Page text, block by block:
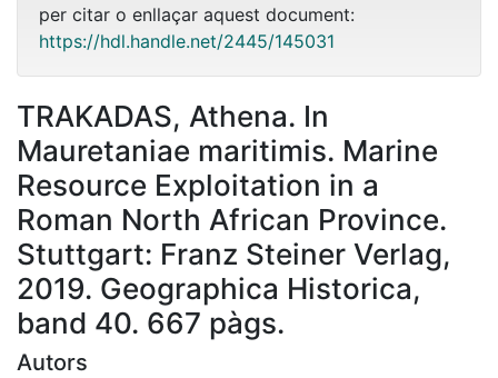
per citar o enllaçar aquest document:
https://hdl.handle.net/2445/145031
TRAKADAS, Athena. In
Mauretaniae maritimis. Marine
Resource Exploitation in a
Roman North African Province.
Stuttgart: Franz Steiner Verlag,
2019. Geographica Historica,
band 40. 667 pàgs.
Autors